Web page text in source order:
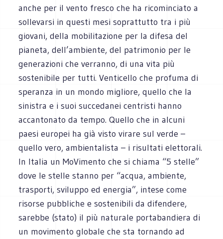
anche per il vento fresco che ha ricominciato a
sollevarsi in questi mesi soprattutto tra i più
giovani, della mobilitazione per la difesa del
pianeta, dell’ambiente, del patrimonio per le
generazioni che verranno, di una vita più
sostenibile per tutti. Venticello che profuma di
speranza in un mondo migliore, quello che la
sinistra e i suoi succedanei centristi hanno
accantonato da tempo. Quello che in alcuni
paesi europei ha già visto virare sul verde –
quello vero, ambientalista – i risultati elettorali.
In Italia un MoVimento che si chiama “5 stelle”
dove le stelle stanno per “acqua, ambiente,
trasporti, sviluppo ed energia”, intese come
risorse pubbliche e sostenibili da difendere,
sarebbe (stato) il più naturale portabandiera di
un movimento globale che sta tornando ad